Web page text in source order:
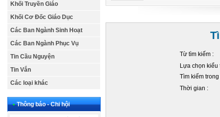
Khối Truyền Giáo
Khối Cơ Đốc Giáo Dục
Các Ban Ngành Sinh Hoạt
Các Ban Ngành Phục Vụ
Tin Cầu Nguyện
Tin Vắn
Các loại khác
• Thông báo - Chi hội
Từ tìm kiếm :
Lựa chọn kiểu
Tìm kiếm
Thời gian :